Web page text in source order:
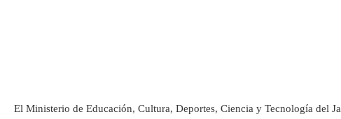
El Ministerio de Educación, Cultura, Deportes, Ciencia y Tecnología del